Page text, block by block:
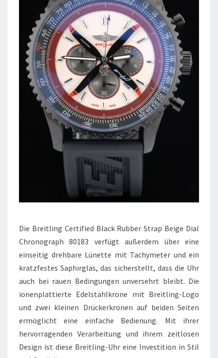
Die Breitling Certified Black Rubber Strap Beige Dial
Chronograph 80183 verfügt außerdem über eine
einseitig drehbare Lünette mit Tachymeter und ein
kratzfestes Saphirglas, das sicherstellt, dass die Uhr
auch bei rauen Bedingungen unversehrt bleibt. Die
ionenplattierte Edelstahlkrone mit Breitling-Logo
und zwei kleinen Drückerkronen auf beiden Seiten
ermöglicht eine einfache Bedienung. Mit ihrer
hervorragenden Verarbeitung und ihrem zeitlosen
Design ist diese Breitling-Uhr eine Investition in Stil